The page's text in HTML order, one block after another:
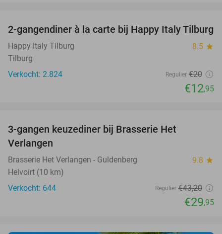
35%
2-gangendiner à la carte bij Happy Italy Tilburg
Happy Italy Tilburg 8.5 star
Tilburg
Verkocht: 2.824
Regulier €20
€12,95
3-gangen keuzediner bij Brasserie Het
Verlangen
Brasserie Het Verlangen - Guldenberg 9.8 star
Helvoirt (10 km)
Verkocht: 644
Regulier €43,20
€29,95